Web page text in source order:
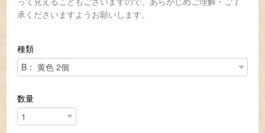
承くださいますようお願いします。
種類
数量